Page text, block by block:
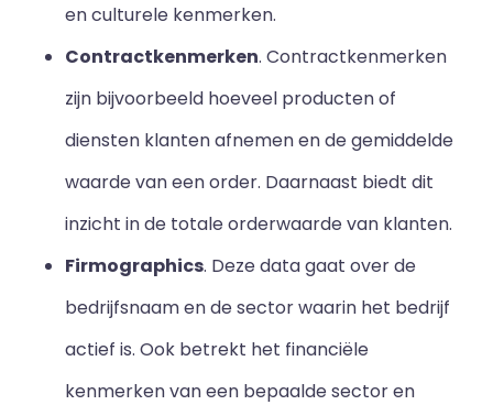
en culturele kenmerken.
Contractkenmerken. Contractkenmerken
zijn bijvoorbeeld hoeveel producten of
diensten klanten afnemen en de gemiddelde
waarde van een order. Daarnaast biedt dit
inzicht in de totale orderwaarde van klanten.
Firmographics. Deze data gaat over de
bedrijfsnaam en de sector waarin het bedrijf
actief is. Ook betrekt het financiële
kenmerken van een bepaalde sector en